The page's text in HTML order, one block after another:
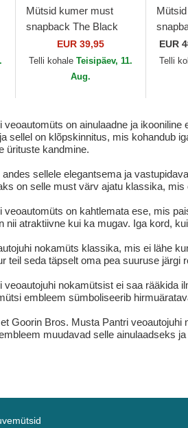
Mütsid kumer must
snapback The Black
Panther Core Combo
The Farm Goorin Bros.
EUR 39,95
Telli kohale Teisipäev, 11.
Aug.
The
Farm
EUR
Telli
on ainulaadne ja
sellel on klõpskinnitus, mis kohandub
ürituste kandmine.
sellele elegantsema ja
on selle must värv ajatu klassika,
on kahtlemata ese, mis
nii atraktiivne kui ka mugav. Iga kord,
nokamüts klassika, mis ei lähe
teil seda täpselt oma pea suuruse
nokamütsist ei saa rääkida
embleem sümboliseerib
Goorin Bros. Musta Pantri
muudavad selle ainulaadseks